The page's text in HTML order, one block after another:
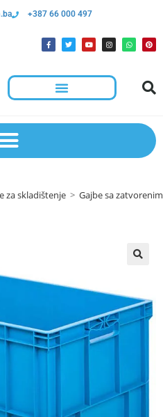
+387 66 000 497
za skladištenje > Gajbe sa